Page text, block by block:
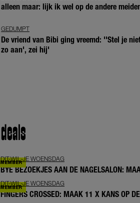
alleen maar: lijk ik wel op de andere
GEDUMPT
De vriend van Bibi ging vreemd: ''Stel je
zo aan', zei hij'
deals
DIT-WIL-JE WOENSDAG
BYE BEZOEKJES AAN DE NAGELSALON:
DIT-WIL-JE WOENSDAG
FINGERS CROSSED: MAAK 11 X KANS OP